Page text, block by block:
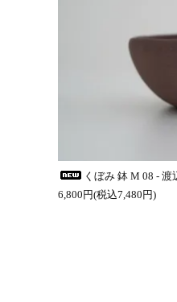
くぼみ 鉢 M 08 - 渡
6,800円(税込7,480円)